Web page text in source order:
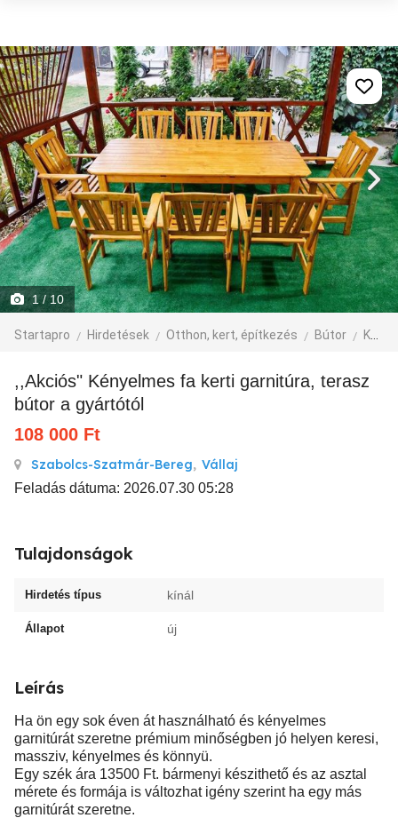
1/ 10
Startapro Hirdetések Otthon, kert, építkezés Bútor Kerti bútor
,,Akciós" Kényelmes fa kerti garnitúra, terasz
bútor a gyártótól
108 000 Ft
Szabolcs-Szatmár-Bereg, Vállaj
Feladás dátuma: 2026.07.30 05:28
Tulajdonságok
Hirdetés típus kínál
Állapot új
Leírás
Ha ön egy sok éven át használható és kényelmes
garnitúrát szeretne prémium minőségben jó helyen keresi,
massziv, kényelmes és könnyü.
Egy szék ára 13500 Ft. bármenyi készithető és az asztal
mérete és formája is változhat igény szerint ha egy más
garnitúrát szeretne.